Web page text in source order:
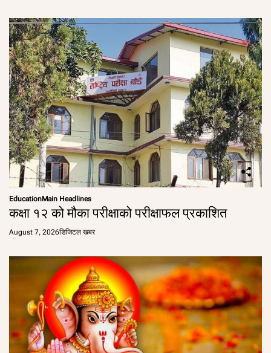
EducationMain Headlines
कक्षा १२ को मौका परीक्षाको परीक्षाफल प्रकाशित
August 7, 2026डिजिटल खबर